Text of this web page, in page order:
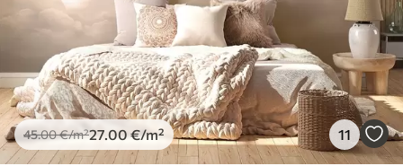
45.00€/m²27 .00 €/m² 11